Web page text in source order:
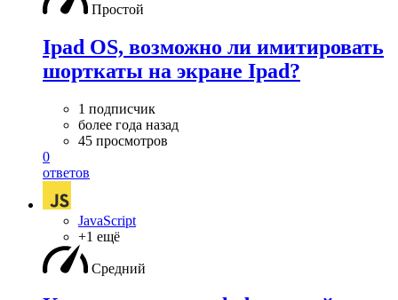
Простой
Ipad OS, возможно ли имитировать
шорткаты на экране Ipad?
1 подписчик
более года назад
45 просмотров
0
ответов
JavaScript
+1 ещё
Средний